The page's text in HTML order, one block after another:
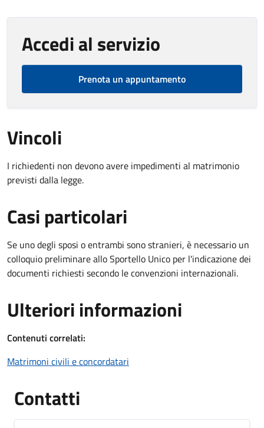
Accedi al servizio
Prenota un appuntamento
Vincoli
I richiedenti non devono avere impedimenti al matrimonio
previsti dalla legge.
Casi particolari
Se uno degli sposi o entrambi sono stranieri, è necessario un
colloquio preliminare allo Sportello Unico per l'indicazione dei
documenti richiesti secondo le convenzioni internazionali.
Ulteriori informazioni
Contenuti correlati:
Matrimoni civili e concordatari
Contatti